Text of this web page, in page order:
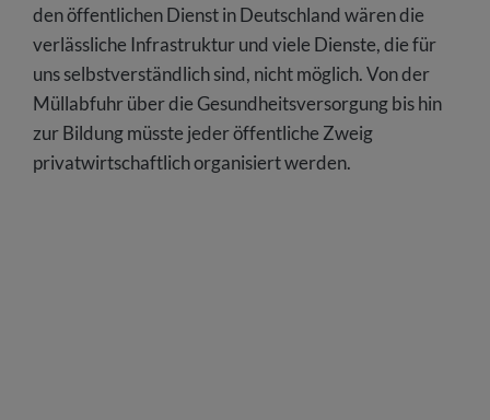
den öffentlichen Dienst in Deutschland wären die
verlässliche Infrastruktur und viele Dienste, die für
uns selbstverständlich sind, nicht möglich. Von der
Müllabfuhr über die Gesundheitsversorgung bis hin
zur Bildung müsste jeder öffentliche Zweig
privatwirtschaftlich organisiert werden.